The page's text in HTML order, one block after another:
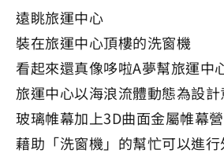
遠眺旅運中心
裝在旅運中心頂樓的洗窗機
看起來還真像哆啦A夢幫旅運中
旅運中心以海浪流體動態為設計
玻璃帷幕加上3D曲面金屬帷幕
藉助「洗窗機」的幫忙可以進